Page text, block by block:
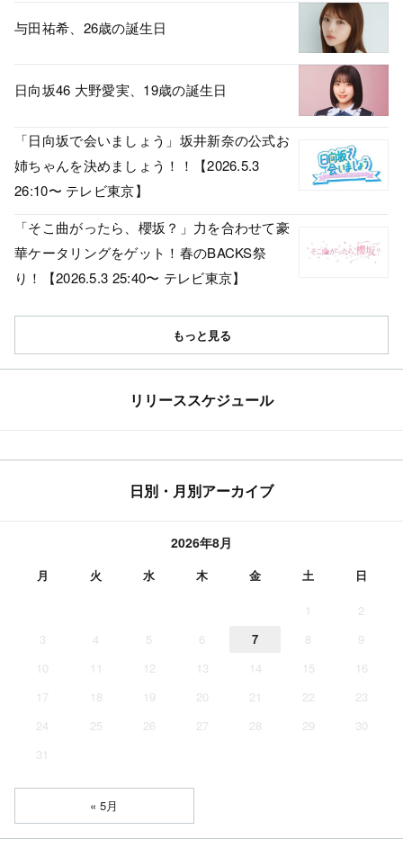
与田祐希、26歳の誕生日
日向坂46 大野愛実、19歳の誕生日
「日向坂で会いましょう」坂井新奈の公式お
姉ちゃんを決めましょう！！【2026.5.3
26:10〜 テレビ東京】
「そこ曲がったら、櫻坂？」力を合わせて豪
華ケータリングをゲット！春のBACKS祭
り！【2026.5.3 25:40〜 テレビ東京】
もっと見る
リリーススケジュール
日別・月別アーカイブ
2026年8月
月 火 水 木 金 土 日
1
2
3
4 5 6 7 8
9
10
11 12 13 14 15
16
17
18 19 20 21 22
23
24
25 26 27 28 29
30
31
« 5月